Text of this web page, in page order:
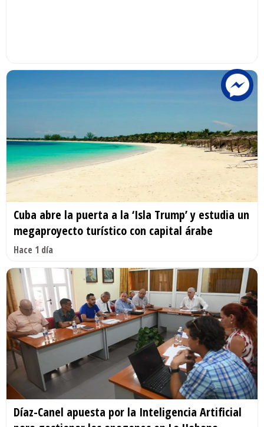
Cuba abre la puerta a la ‘Isla Trump’ y estudia un
megaproyecto turístico con capital árabe
Hace 1 día
Díaz-Canel apuesta por la Inteligencia Artificial